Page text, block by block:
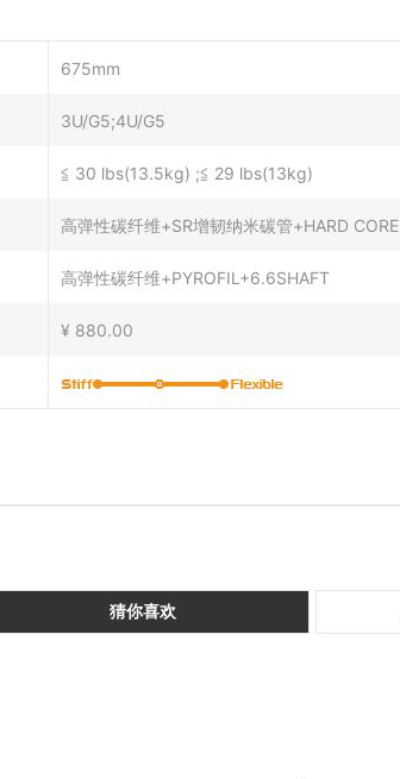
675mm
3U/G5;4U/G5
≦ 30 lbs(13.5kg) ;≦ 29 lbs(13kg)
高弹性碳纤维+SR增韧纳米碳管+HARD
高弹性碳纤维+PYROFIL+6.6SHAFT
¥ 880.00
猜你喜欢